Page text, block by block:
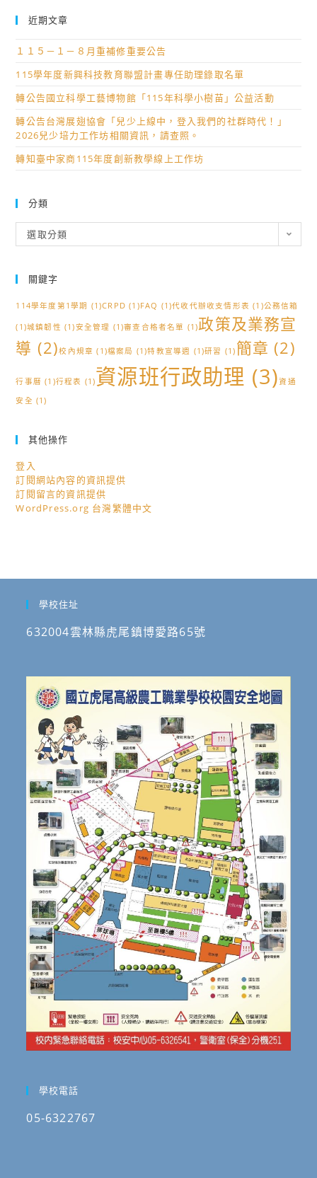
近期文章
１１５－１－８月重補修重要公告
115學年度新興科技教育聯盟計畫專任助理錄取名單
轉公告國立科學工藝博物館「115年科學小樹苗」公益活動
轉公告台灣展翅協會「兒少上線中，登入我們的社群時代！」
2026兒少培力工作坊相關資訊，請查照。
轉知臺中家商115年度創新教學線上工作坊
分類
類
選取分類
關鍵字
114學年度第1學期 (1)CRPD (1)FAQ (1)代收代辦收支情形表 (1)公務信箱
(1)城鎮韌性 (1)安全管理 (1)審查合格者名單 (1)政策及業務宣
導 (2)校內規章 (1)檔案局 (1)特教宣導週 (1)研習 (1) 簡章 (2)
行事曆 (1)行程表 (1)資源班行政助理 (3)資通
安全 (1)
其他操作
登入
訂閱網站內容的資訊提供
訂閱留言的資訊提供
WordPress.org 台灣繁體中文
學校住址
632004雲林縣虎尾鎮博愛路65號
學校電話
05-6322767